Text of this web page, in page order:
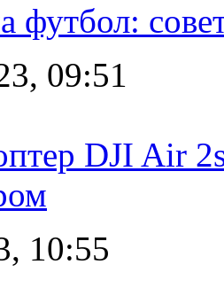
футбол:
09:51
DJI Air
10:55